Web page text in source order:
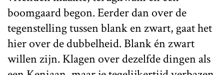
boomgaard begon. Eerder dan over de
tegenstelling tussen blank en zwart, gaat het
hier over de dubbelheid. Blank én zwart
willen zijn. Klagen over dezelfde dingen als